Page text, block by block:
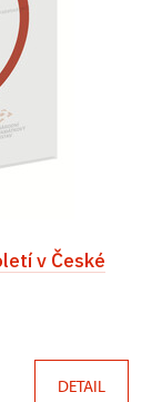
v České
DETAIL